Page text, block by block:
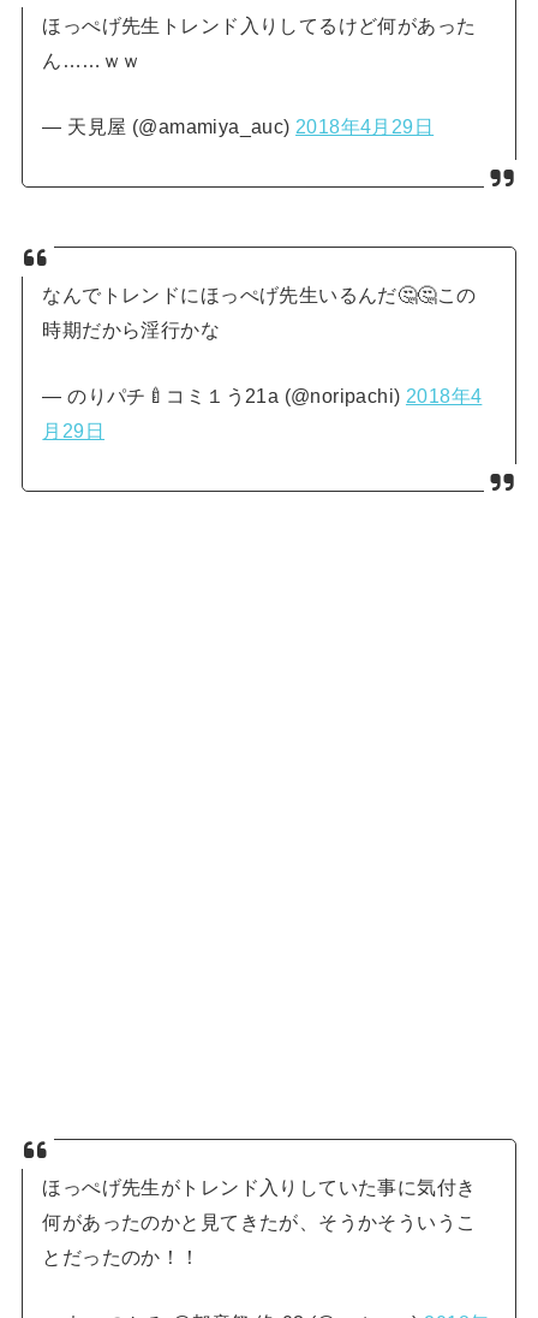
ほっぺげ先生トレンド入りしてるけど何があった
ん……ｗｗ
— 天見屋 (@amamiya_auc) 2018年4月29日
なんでトレンドにほっぺげ先生いるんだ🤔🤔この
時期だから淫行かな
— のりパチ🍼コミ１う21a (@noripachi) 2018年4
月29日
ほっぺげ先生がトレンド入りしていた事に気付き
何があったのかと見てきたが、そうかそういうこ
とだったのか！！